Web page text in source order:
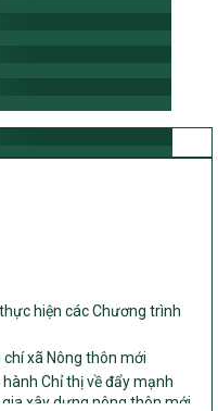
xã Nông thôn mới
Chỉ thị về đẩy mạnh
xây dựng nông thôn mới,
tế – xã hội vùng đồng bào